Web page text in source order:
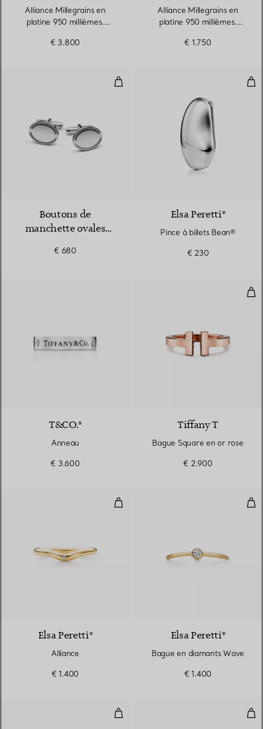
Alliance Millegrains en
platine 950 millièmes.
€ 3.800
Alliance Millegrains en
platine 950 millièmes.
€ 1.750
Boutons de manchette ovales
Boutons de
manchette ovales
925 millièmes
€ 680
Elsa Peretti®
Pince à billets Bean®
€ 230
T&CO.®
Anneau
€ 3.600
Tiffany T
Bague Square en or rose
€ 2.900
Alliance
Elsa Peretti®
Alliance
€ 1.400
Elsa Peretti®
Bague en diamants Wave
€ 1.400
Anneau